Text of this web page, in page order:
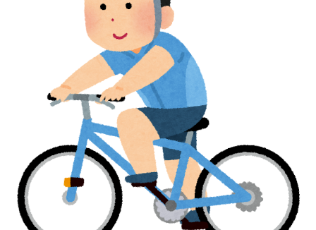
韓国人「日本は市民意識が高くて他人に迷惑をかけない
というけど、実際の現地の様子がこちら・・・」
【海外の反応】“新タナスコ”のディアスが地雷すぎる件
「大谷と山本だけしかまともな契約がない…」
海外「この日本アニメはマジでぶっ飛んでる！ｗ」外国
人が予測不可能でぶっ飛んでると評価した日本アニメと
は・・・？ 海外の反応
英国人「安心感が違う」冨安健洋、パレス移籍当日にデ
ビュー！圧巻3連続ブロックも披露で現地サポが気づく..
【海外の反応】
▶
韓国人「不適切接待疑惑、2002年イタリア・スペイン
戦で『韓国に奪われた』と欧州の大手メディアが一斉に